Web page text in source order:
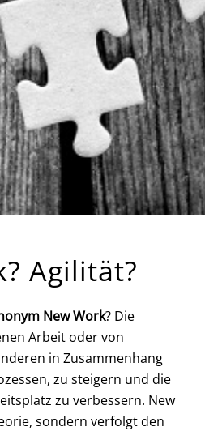
Agilität?
New Work? Die
Arbeit oder von
in Zusammenhang
zu steigern und die
zu verbessern. New
sondern verfolgt den